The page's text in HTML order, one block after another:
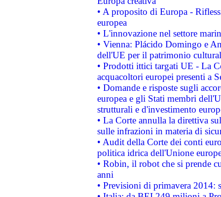
• A proposito di Europa -
europea
• L'innovazione nel settore
• Vienna: Plácido Domingo e
dell'UE per il patrimonio
• Prodotti ittici targati UE - La
acquacoltori europei presenti a
• Domande e risposte sugli
europea e gli Stati membri
strutturali e d'investimento
• La Corte annulla la direttiva
sulle infrazioni in materia di
• Audit della Corte dei conti
politica idrica dell'Unione
• Robin, il robot che si prende
anni
• Previsioni di primavera 2014: